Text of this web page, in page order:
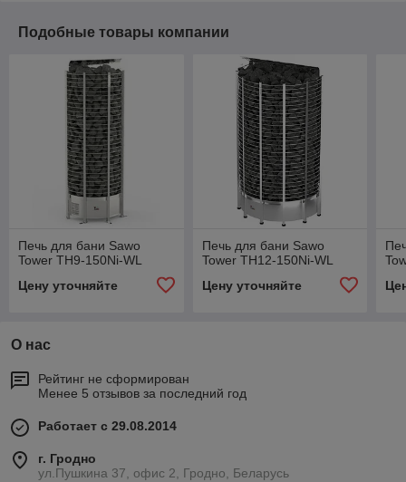
Подобные товары компании
Печь для бани Sawo
Tower TH9-150Ni-WL
Цену уточняйте
Печь для бани Sawo
Tower TH12-150Ni-WL
Цену уточняйте
О нас
Рейтинг не сформирован
Менее 5 отзывов за последний год
Работает с 29.08.2014
г. Гродно
ул.Пушкина 37, офис 2, Гродно, Беларусь